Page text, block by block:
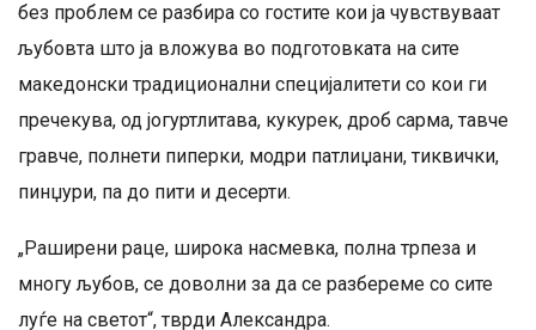
без проблем се разбира со гостите кои ја чувствуваат
љубовта што ја вложува во подготовката на сите
македонски традиционални специјалитети со кои ги
пречекува, од јогуртлитава, кукурек, дроб сарма, тавче
гравче, полнети пиперки, модри патлиџани, тиквички,
пинџури, па до пити и десерти.
„Раширени раце, широка насмевка, полна трпеза и
многу љубов, се доволни за да се разбереме со сите
луѓе на светот“, тврди Александра.